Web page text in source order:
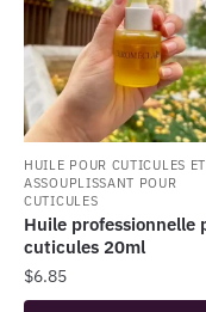
HUILE POUR CUTICULES ET
ASSOUPLISSANT POUR
CUTICULES
Huile professionnelle
cuticules 20ml
$6.85